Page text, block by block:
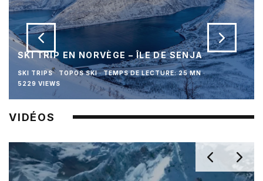
SKI TRIP EN NORVÈGE – ÎLE DE SENJA
SKI TRIPS TOPOS SKI · TEMPS DE LECTURE: 25 MN ·
5229 VIEWS
VIDÉOS